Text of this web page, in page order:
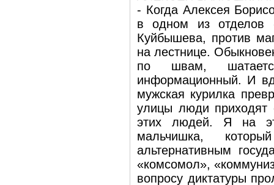
- Когда Алексея
в одном из отделов
Куйбышева, против
на лестнице.
по швам,
информационный. И
мужская курилка
улицы люди приходят
этих людей. Я на
мальчишка,
альтернативным
«комсомол»,
вопросу диктатуры